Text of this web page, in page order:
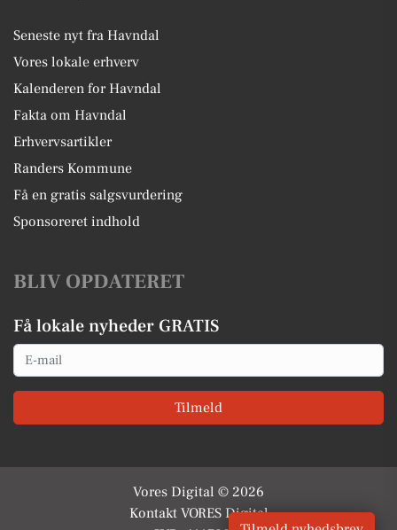
Seneste nyt fra Havndal
Vores lokale erhverv
Kalenderen for Havndal
Fakta om Havndal
Erhvervsartikler
Randers Kommune
Få en gratis salgsvurdering
Sponsoreret indhold
BLIV OPDATERET
Få lokale nyheder GRATIS
Email
Tilmeld
Vores Digital © 2026
Kontakt VORES Digital